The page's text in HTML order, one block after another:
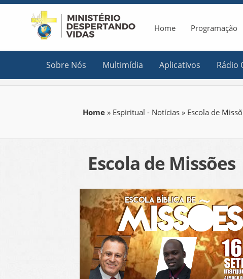
Home Programação
Sobre Nós Multimídia Aplicativos Rádio
Home» Espiritual - Notícias» Escola de
Escola de Missões